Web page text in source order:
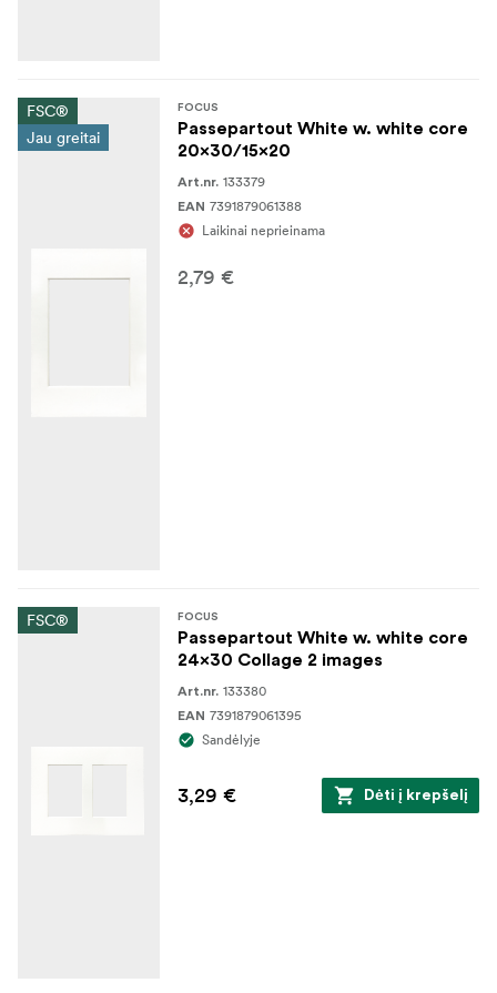
FSC®
Jau greitai
FOCUS
Passepartout White w. white core
20x30/15x20
Art.nr. 133379
EAN 7391879061388
Laikinai neprieinama
2,79 €
FSC® FOCUS
Passepartout White w. white core
24x30 Collage 2 images
Art.nr. 133380
EAN 7391879061395
Sandėlyje
3,29 € Dėti į krepšelį